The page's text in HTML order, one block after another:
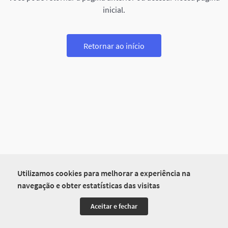
Utilizamos cookies para melhorar a experiência na
navegação e obter estatísticas das visitas
Aceitar e fechar
inicial.
Retornar ao início